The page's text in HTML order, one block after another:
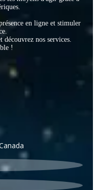
en ligne et stimuler
découvrez nos services.
!